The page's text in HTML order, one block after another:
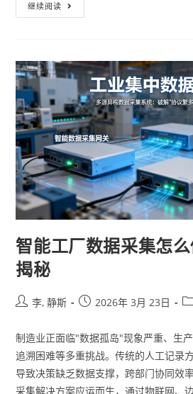
继续阅读
智能工厂数据采集怎
揭秘
李, 静斯 2026年 3月 23日
制造业正面临"数据孤岛"现象严重、生
追溯困难等多重挑战。传统的人工记录
导致决策缺乏数据支撑，跨部门协同效
采集解决方案应运而生，通过物联网、